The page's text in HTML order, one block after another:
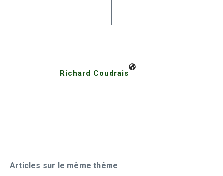
Richard Coudrais
Articles sur le même thême